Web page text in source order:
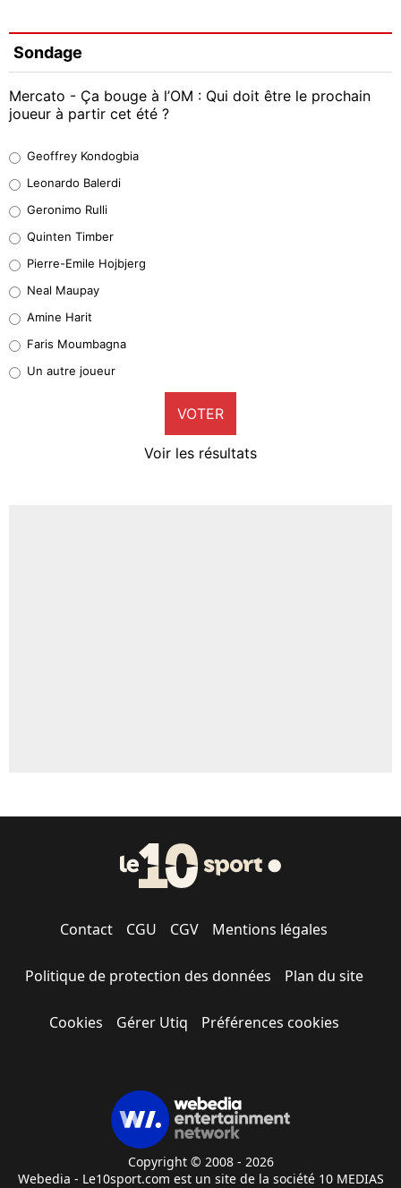
Sondage
Mercato - Ça bouge à l’OM : Qui doit être le prochain
joueur à partir cet été ?
38%
32%
5%
1%
9%
Geoffrey Kondogbia
Leonardo Balerdi
Geronimo Rulli
Quinten Timber
Pierre-Emile Hojbjerg
Neal Maupay
Amine Harit
Faris Moumbagna
Un autre joueur
VOTER
Voir les résultats
Contact CGU CGV Mentions légales
Politique de protection des données Plan du site
Cookies Gérer Utiq Préférences cookies
Copyright © 2008 - 2026
Webedia - Le10sport.com est un site de la société 10 MEDIAS